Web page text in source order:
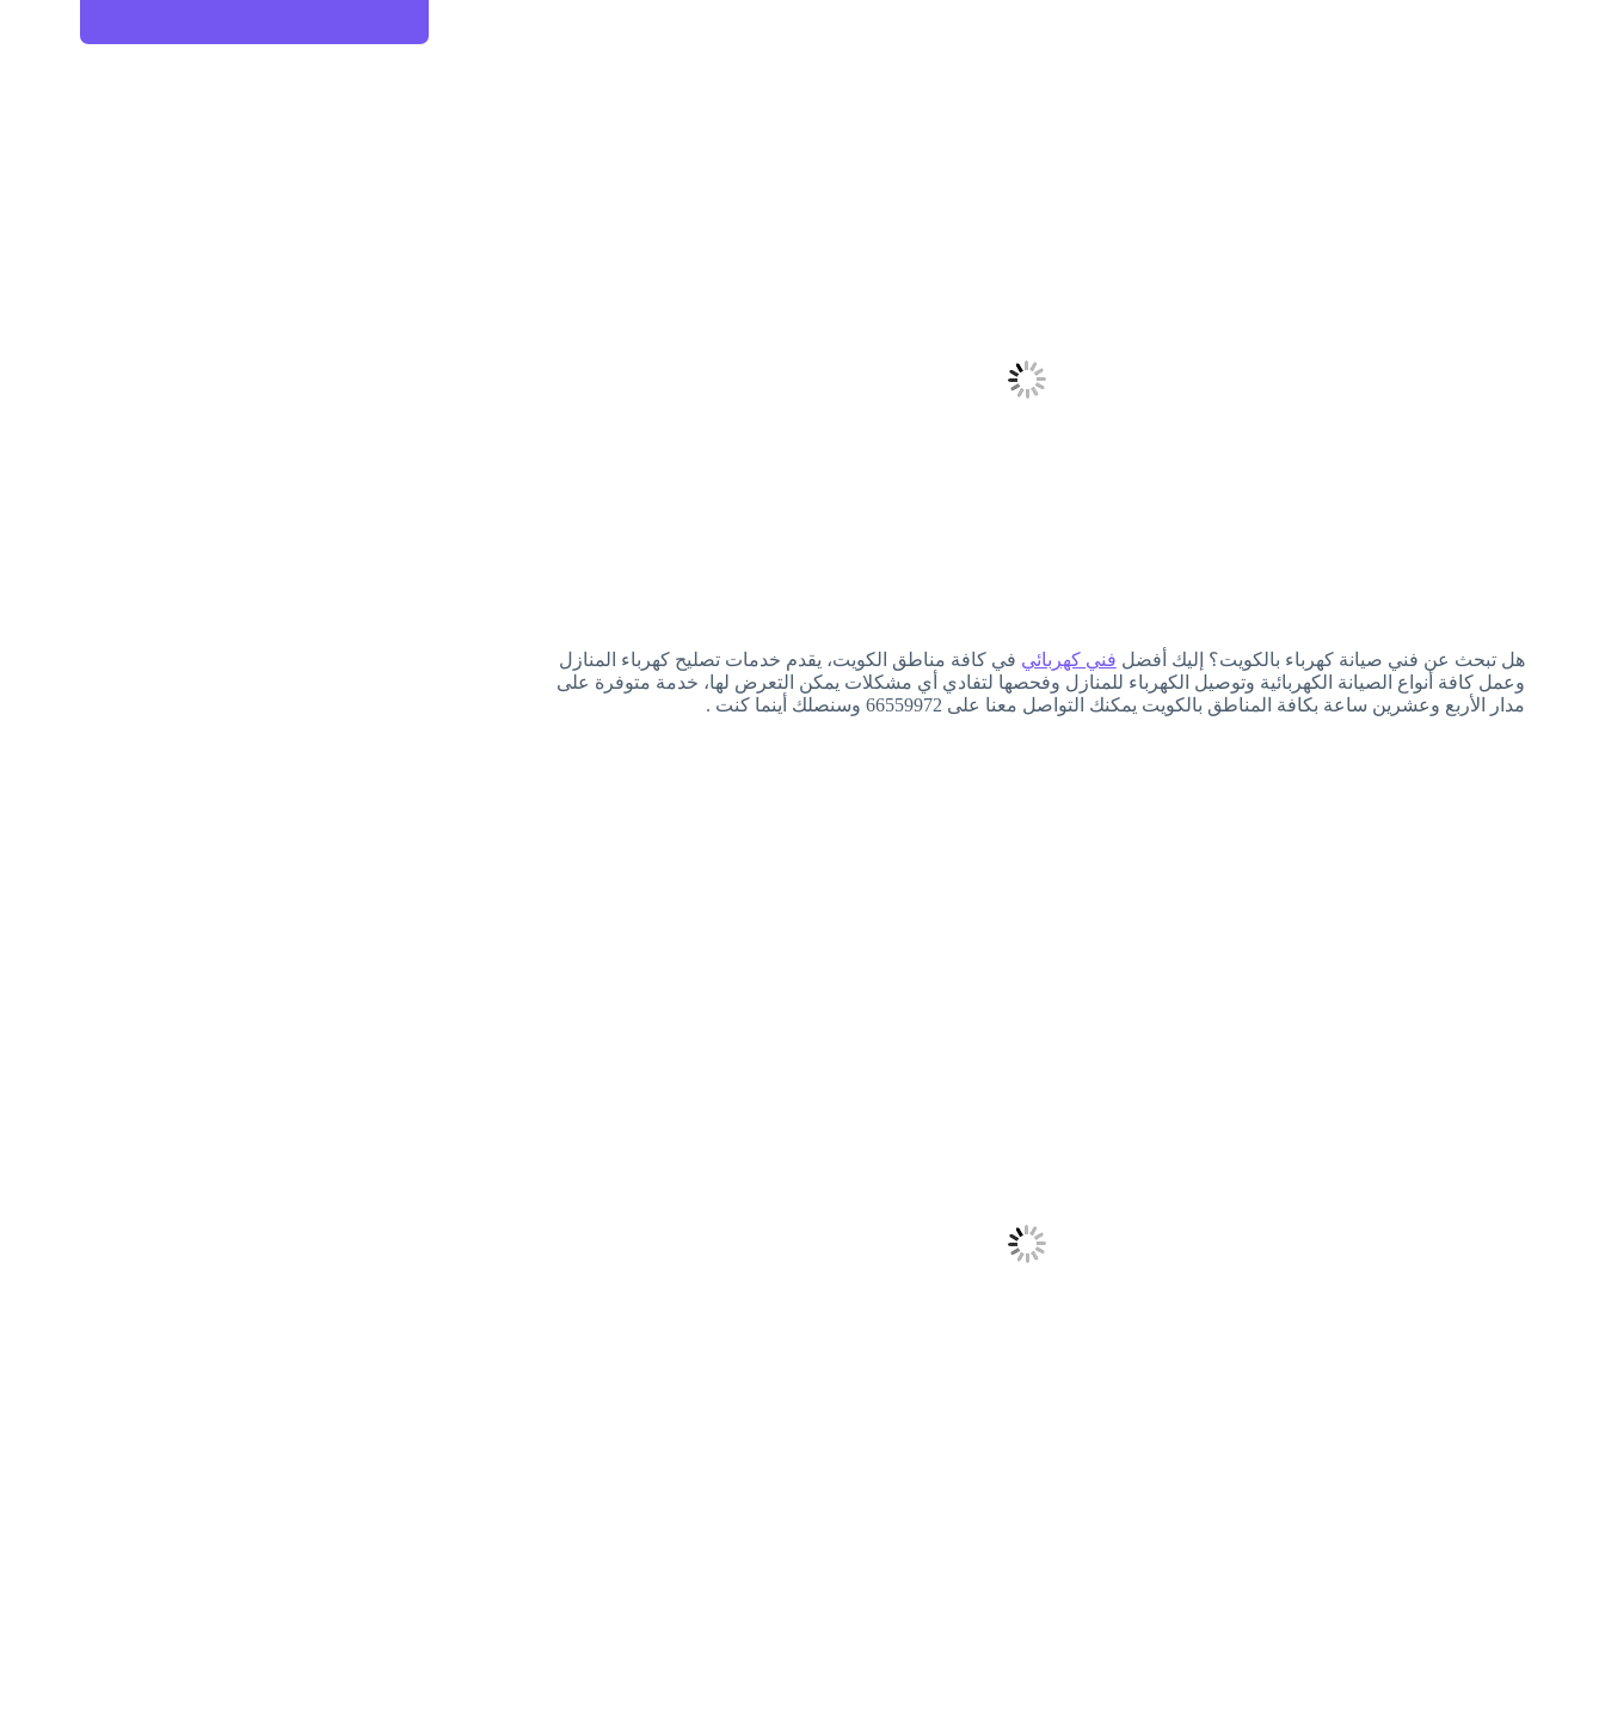
هل تبحث عن فني صيانة كهرباء بالكويت؟ إليك أفضل فني كهربائي في كافة مناطق الكويت، يقدم خدمات تصليح كهرباء المنازل
وعمل كافة أنواع الصيانة الكهربائية وتوصيل الكهرباء للمنازل وفحصها لتفادي أي مشكلات يمكن التعرض لها، خدمة متوفرة على
مدار الأربع وعشرين ساعة بكافة المناطق بالكويت يمكنك التواصل معنا على 66559972 وسنصلك أينما كنت .